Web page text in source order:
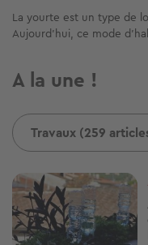
La yourte est un type de
Aujourd’hui, ce mode
A la une !
Travaux (259
Image